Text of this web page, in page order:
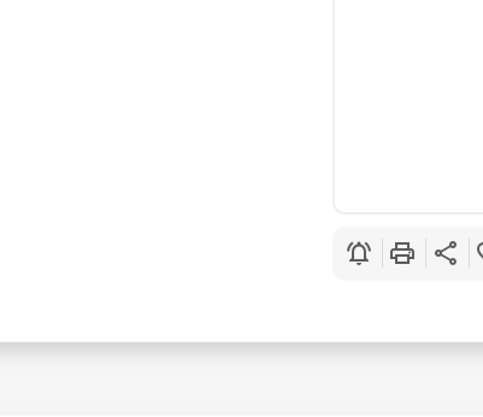
share
print
notifications_active